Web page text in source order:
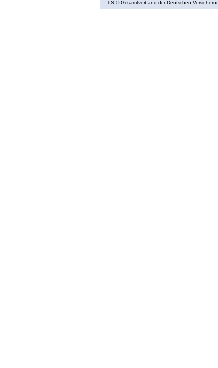
TIS © Gesamtverband der Deutschen